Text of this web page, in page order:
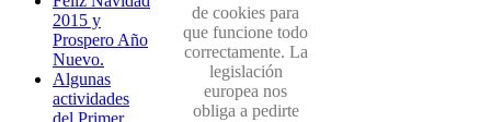
2015 y
Prospero Año
Nuevo.
Algunas
actividades
del Primer
de cookies para
que funcione todo
correctamente. La
legislación
europea nos
obliga a pedirte